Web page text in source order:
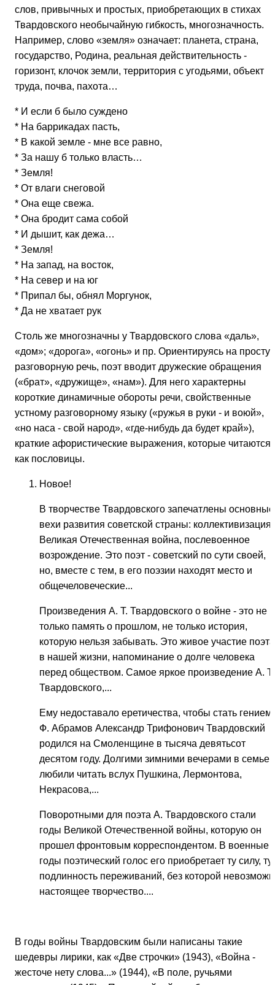
слов, привычных и простых, приобретающих в стихах
Твардовского необычайную гибкость, многозначность.
Например, слово «земля» означает: планета, страна,
государство, Родина, реальная действительность -
горизонт, клочок земли, территория с угодьями, объект
труда, почва, пахота…
* И если б было суждено
* На баррикадах пасть,
* В какой земле - мне все равно,
* За нашу б только власть…
* Земля!
* От влаги снеговой
* Она еще свежа.
* Она бродит сама собой
* И дышит, как дежа…
* Земля!
* На запад, на восток,
* На север и на юг
* Припал бы, обнял Моргунок,
* Да не хватает рук
Столь же многозначны у Твардовского слова «даль»,
«дом»; «дорога», «огонь» и пр. Ориентируясь на
разговорную речь, поэт вводит дружеские обращения
(«брат», «дружище», «нам»). Для него характерны
короткие динамичные обороты речи, свойственные
устному разговорному языку («ружья в руки - и воюй»,
«но наса - свой народ», «где-нибудь да будет край»),
краткие афористические выражения, которые читаются
как пословицы.
Новое!
В творчестве Твардовского запечатлены основные
вехи разви­тия советской страны: коллективизация,
Великая Отечествен­ная война, послевоенное
возрождение. Это поэт - советский по сути своей,
но, вместе с тем, в его поэзии находят место и
общечеловеческие...
Произведения А. Т. Твардовского о войне - это не
только память о прошлом, не только история,
которую нельзя забывать. Это живое участие поэта
в нашей жизни, напоминание о долге человека
перед обществом. Самое яркое произведение А. Т.
Твардовского,...
Ему недоставало еретичества, чтобы стать гением.
Ф. Абрамов Александр Трифонович Твардовский
родился на Смоленщине в тысяча девятьсот
десятом году. Долгими зимними вечерами в семье
любили читать вслух Пушкина, Лермонтова,
Некрасова,...
Поворотными для поэта А. Твардовского стали
годы Великой Отечественной войны, которую он
прошел фронтовым корреспондентом. В военные
годы поэтический голос его приобретает ту силу, ту
подлинность переживаний, без которой
настоящее творчество....
В годы войны Твардовским были написаны такие
шедевры лирики, как «Две строчки» (1943), «Война -
жесточе нету слова...» (1944), «В поле, ручьями